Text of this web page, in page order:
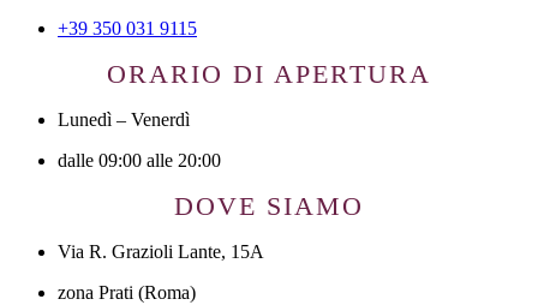
+39 350 031 9115
ORARIO DI APERTURA
Lunedì – Venerdì
dalle 09:00 alle 20:00
DOVE SIAMO
Via R. Grazioli Lante, 15A
zona Prati (Roma)